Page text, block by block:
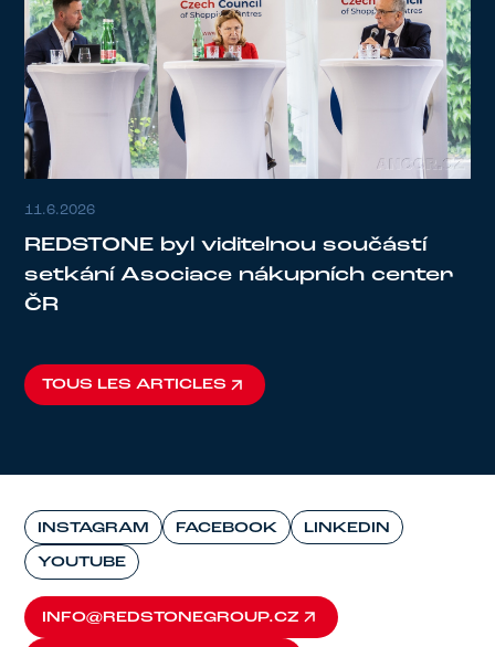
11.6.2026
REDSTONE byl viditelnou součástí
setkání Asociace nákupních center
ČR
TOUS LES ARTICLES
TOUS LES ARTICLES
INSTAGRAM FACEBOOK LINKEDIN
YOUTUBE
INFO@REDSTONEGROUP.CZ
INFO@REDSTONEGROUP.CZ